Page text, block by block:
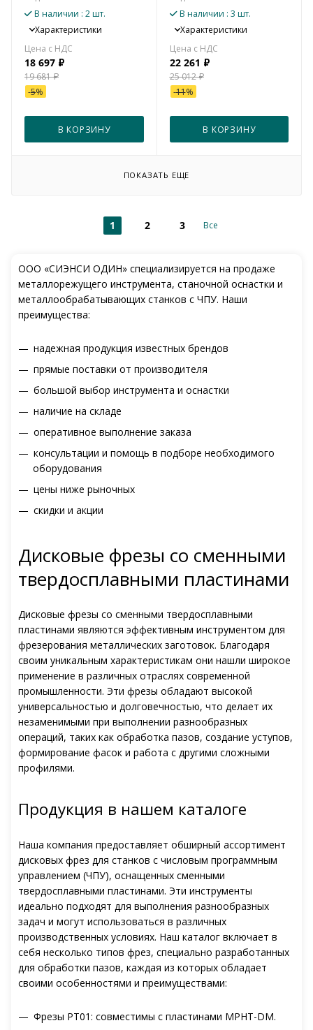
В наличии : 2 шт.
Характеристики
18 697 ₽
19 681₽
-5%
В КОРЗИНУ
В наличии : 3 шт.
Характеристики
22 261 ₽
25 012₽
-11%
В КОРЗИНУ
ПОКАЗАТЬ ЕЩЕ
1 2 3 Все
ООО «СИЭНСИ ОДИН» специализируется на продаже
металлорежущего инструмента, станочной оснастки и
металлообрабатывающих станков с ЧПУ. Наши
преимущества:
надежная продукция известных брендов
прямые поставки от производителя
большой выбор инструмента и оснастки
наличие на складе
оперативное выполнение заказа
консультации и помощь в подборе необходимого
оборудования
цены ниже рыночных
скидки и акции
Дисковые фрезы со сменными
твердосплавными пластинами
Дисковые фрезы со сменными твердосплавными
пластинами являются эффективным инструментом для
фрезерования металлических заготовок. Благодаря
своим уникальным характеристикам они нашли широкое
применение в различных отраслях современной
промышленности. Эти фрезы обладают высокой
универсальностью и долговечностью, что делает их
незаменимыми при выполнении разнообразных
операций, таких как обработка пазов, создание уступов,
формирование фасок и работа с другими сложными
профилями.
Продукция в нашем каталоге
Наша компания предоставляет обширный ассортимент
дисковых фрез для станков с числовым программным
управлением (ЧПУ), оснащенных сменными
твердосплавными пластинами. Эти инструменты
идеально подходят для выполнения разнообразных
задач и могут использоваться в различных
производственных условиях. Наш каталог включает в
себя несколько типов фрез, специально разработанных
для обработки пазов, каждая из которых обладает
своими особенностями и преимуществами:
Фрезы PT01: совместимы с пластинами MPHT-DM.